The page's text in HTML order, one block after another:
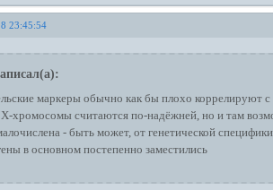
23:45:54
маркеры обычно как бы плохо коррелируют
хромосомы считаются по-надёжней, но и там
- быть может, от генетической
в основном постепенно заместились